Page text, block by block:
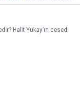
Halit Yukay'ın cesedi